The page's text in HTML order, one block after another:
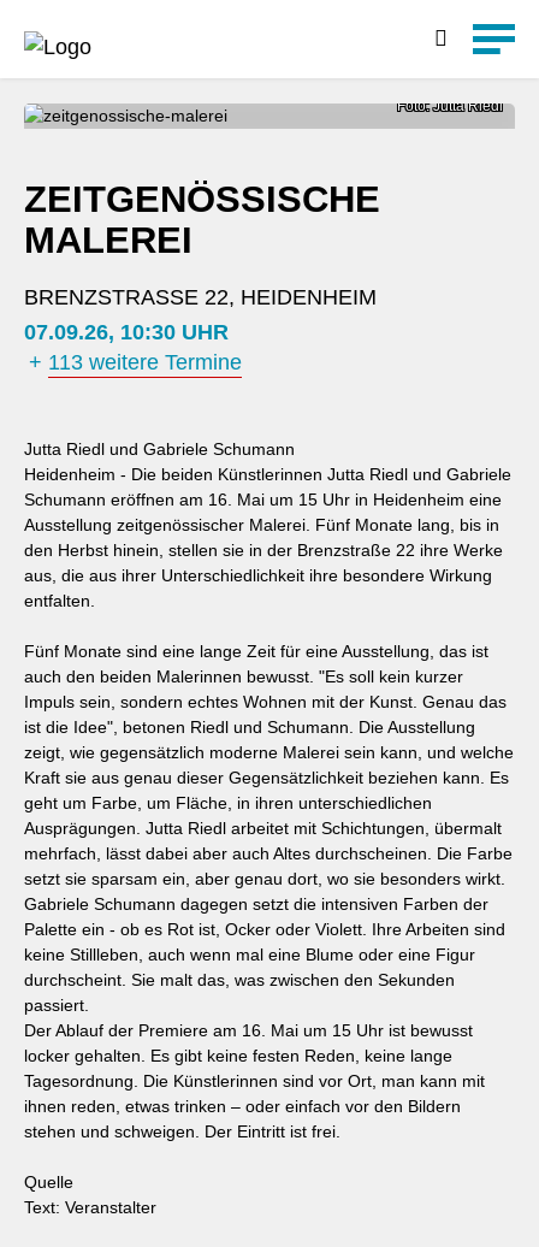
Foto: Jutta Riedl
ZEITGENÖSSISCHE
MALEREI
BRENZSTRASSE 22, HEIDENHEIM
07.09.26, 10:30 UHR
+ 113 weitere Termine
Jutta Riedl und Gabriele Schumann
Heidenheim - Die beiden Künstlerinnen Jutta Riedl und Gabriele
Schumann eröffnen am 16. Mai um 15 Uhr in Heidenheim eine
Ausstellung zeitgenössischer Malerei. Fünf Monate lang, bis in
den Herbst hinein, stellen sie in der Brenzstraße 22 ihre Werke
aus, die aus ihrer Unterschiedlichkeit ihre besondere Wirkung
entfalten.
Fünf Monate sind eine lange Zeit für eine Ausstellung, das ist
auch den beiden Malerinnen bewusst. "Es soll kein kurzer
Impuls sein, sondern echtes Wohnen mit der Kunst. Genau das
ist die Idee", betonen Riedl und Schumann. Die Ausstellung
zeigt, wie gegensätzlich moderne Malerei sein kann, und welche
Kraft sie aus genau dieser Gegensätzlichkeit beziehen kann. Es
geht um Farbe, um Fläche, in ihren unterschiedlichen
Ausprägungen. Jutta Riedl arbeitet mit Schichtungen, übermalt
mehrfach, lässt dabei aber auch Altes durchscheinen. Die Farbe
setzt sie sparsam ein, aber genau dort, wo sie besonders wirkt.
Gabriele Schumann dagegen setzt die intensiven Farben der
Palette ein - ob es Rot ist, Ocker oder Violett. Ihre Arbeiten sind
keine Stillleben, auch wenn mal eine Blume oder eine Figur
durchscheint. Sie malt das, was zwischen den Sekunden
passiert.
Der Ablauf der Premiere am 16. Mai um 15 Uhr ist bewusst
locker gehalten. Es gibt keine festen Reden, keine lange
Tagesordnung. Die Künstlerinnen sind vor Ort, man kann mit
ihnen reden, etwas trinken – oder einfach vor den Bildern
stehen und schweigen. Der Eintritt ist frei.
Quelle
Text: Veranstalter